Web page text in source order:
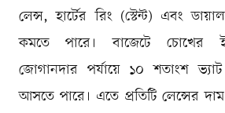
লেন্স, হার্টের রিং (স্টেন্ট) এবং
কমতে পারে। বাজেটে চোখের
জোগানদার পর্যায়ে ১০ শতাংশ ভ্যাট
আসতে পারে। এতে প্রতিটি লেন্সের